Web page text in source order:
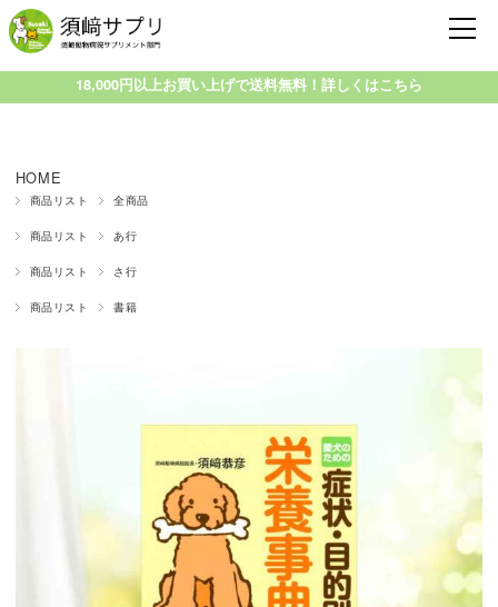
18,000円以上お買い上げで送料無料！詳しくはこちら
HOME
商品リスト 全商品
商品リスト あ行
商品リスト さ行
商品リスト 書籍